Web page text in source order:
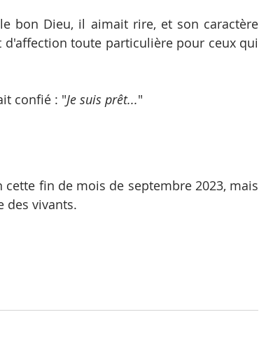
bon Dieu, il aimait rire, et son caractère
toute particulière pour ceux qui
confié : "Je suis prêt..."
fin de mois de septembre 2023, mais
des vivants.